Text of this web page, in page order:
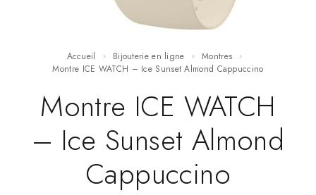
Accueil Bijouterie en ligne
Montres
Montre ICE WATCH – Ice Sunset Almond Cappuccino
Montre ICE WATCH
– Ice Sunset Almond
Cappuccino